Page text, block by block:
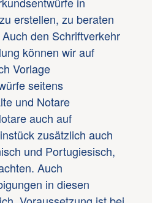
erstellen, zu beraten
den Schriftverkehr
können wir auf
Vorlage
seitens
und Notare
auch auf
zusätzlich auch
und Portugiesisch,
Auch
in diesen